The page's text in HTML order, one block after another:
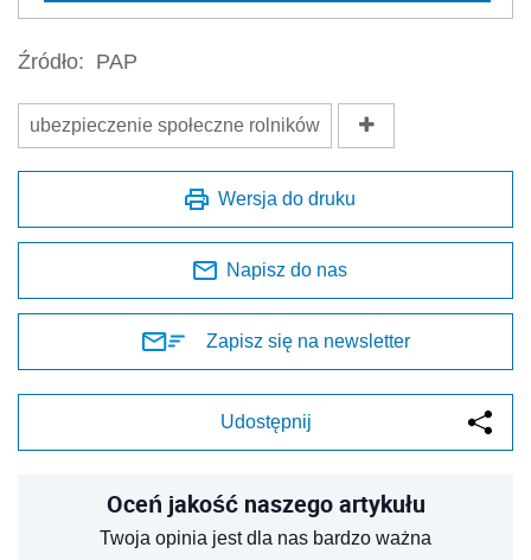
Źródło: PAP
ubezpieczenie społeczne rolników
Wersja do druku
Napisz do nas
Zapisz się na newsletter
Udostępnij
Oceń jakość naszego artykułu
Twoja opinia jest dla nas bardzo ważna